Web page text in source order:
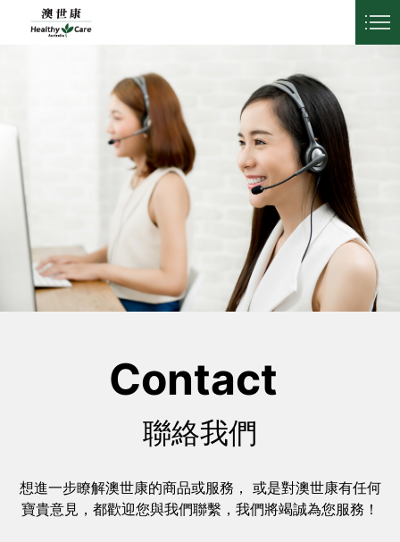
Contact
聯絡我們
想進一步瞭解澳世康的商品或服務， 或是對澳世康有任何
寶貴意見，都歡迎您與我們聯繫，我們將竭誠為您服務！